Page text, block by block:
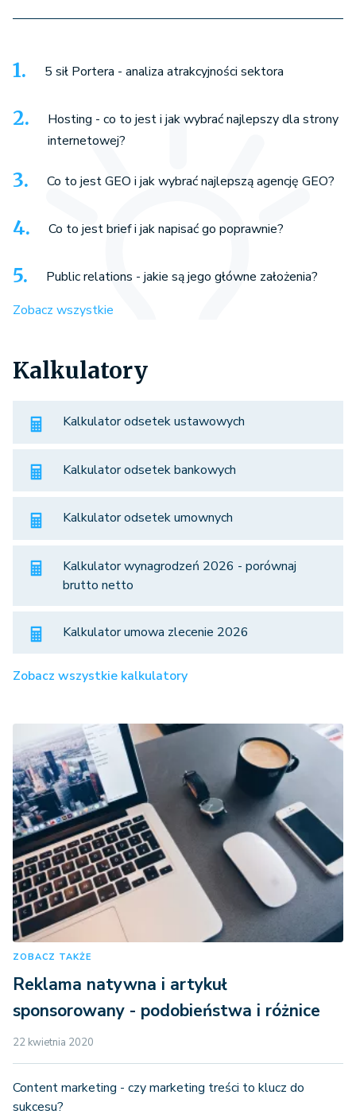
5 sił Portera - analiza atrakcyjności sektora
Hosting - co to jest i jak wybrać najlepszy dla strony
internetowej?
Co to jest GEO i jak wybrać najlepszą agencję GEO?
Co to jest brief i jak napisać go poprawnie?
Public relations - jakie są jego główne założenia?
Zobacz wszystkie
Kalkulatory
Kalkulator odsetek ustawowych
Kalkulator odsetek bankowych
Kalkulator odsetek umownych
Kalkulator wynagrodzeń 2026 - porównaj
brutto netto
Kalkulator umowa zlecenie 2026
Zobacz wszystkie kalkulatory
ZOBACZ TAKŻE
Reklama natywna i artykuł
sponsorowany - podobieństwa i różnice
22 kwietnia 2020
Content marketing - czy marketing treści to klucz do
sukcesu?